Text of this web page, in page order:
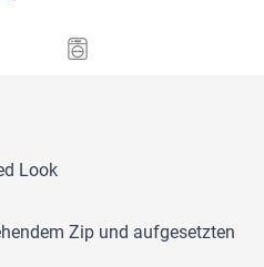
Look
Zip und aufgesetzten